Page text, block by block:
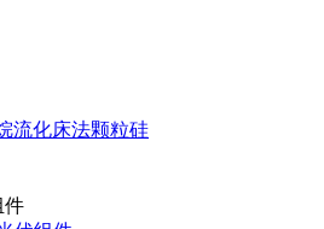
流化床法颗粒硅
件